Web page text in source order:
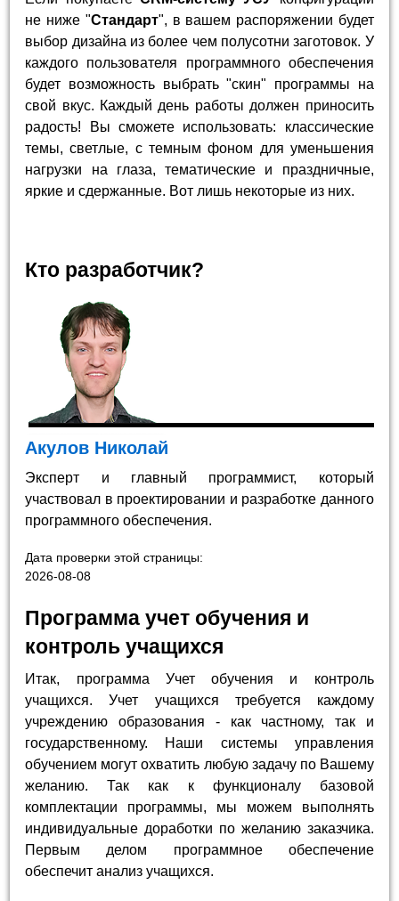
не ниже "Стандарт", в вашем распоряжении будет
выбор дизайна из более чем полусотни заготовок. У
каждого пользователя программного обеспечения
будет возможность выбрать "скин" программы на
свой вкус. Каждый день работы должен приносить
радость! Вы сможете использовать: классические
темы, светлые, с темным фоном для уменьшения
нагрузки на глаза, тематические и праздничные,
яркие и сдержанные. Вот лишь некоторые из них.
Кто разработчик?
Акулов Николай
Эксперт и главный программист, который
участвовал в проектировании и разработке данного
программного обеспечения.
Дата проверки этой страницы:
2026-08-08
Программа учет обучения и
контроль учащихся
Итак, программа Учет обучения и контроль
учащихся. Учет учащихся требуется каждому
учреждению образования - как частному, так и
государственному. Наши системы управления
обучением могут охватить любую задачу по Вашему
желанию. Так как к функционалу базовой
комплектации программы, мы можем выполнять
индивидуальные доработки по желанию заказчика.
Первым делом программное обеспечение
обеспечит анализ учащихся.